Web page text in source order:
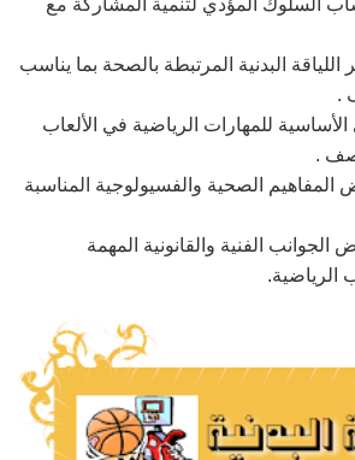
السلوك المؤدي لتنمية المشاركة مع
اللياقة البدنية المرتبطة بالصحة بما يناسب
.
للمهارات الرياضية في الألعاب
.
الصحية والفسيولوجية المناسبة
الفنية والقانونية المهمة
الرياضية.